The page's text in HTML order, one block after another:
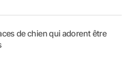
de chien qui adorent être